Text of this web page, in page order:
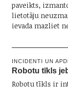
paveikts,
lietotāju
ievada mazliet
INCIDENTI UN
Robotu tīkls
Robotu tīkls ir